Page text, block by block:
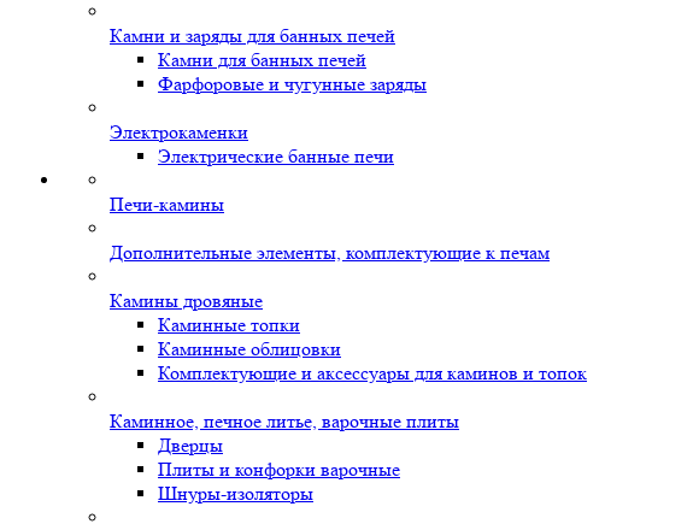
Камни и заряды для банных печей
Камни для банных печей
Фарфоровые и чугунные заряды
Электрокаменки
Электрические банные печи
Печи-камины
Дополнительные элементы, комплектующие к печам
Камины дровяные
Каминные топки
Каминные облицовки
Комплектующие и аксессуары для каминов и топок
Каминное, печное литье, варочные плиты
Дверцы
Плиты и конфорки варочные
Шнуры-изоляторы